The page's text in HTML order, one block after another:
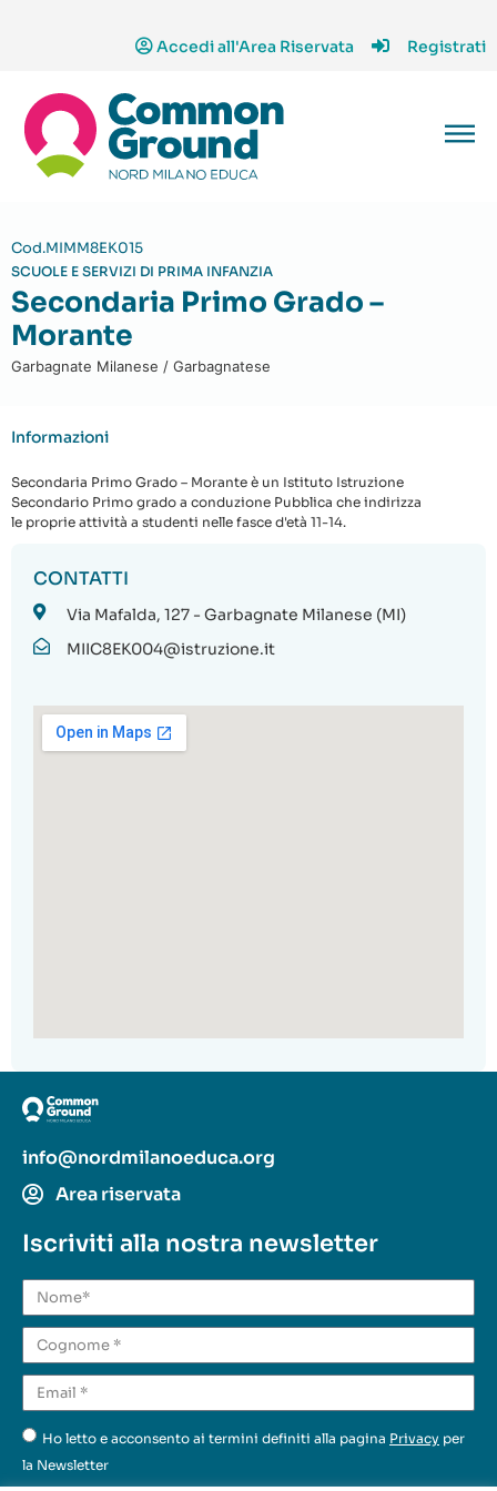
Accedi all'Area Riservata Registrati
Cod.MIMM8EK015
SCUOLE E SERVIZI DI PRIMA INFANZIA
Secondaria Primo Grado –
Morante
Garbagnate Milanese / Garbagnatese
Informazioni
Secondaria Primo Grado – Morante è un Istituto Istruzione
Secondario Primo grado a conduzione Pubblica che indirizza
le proprie attività a studenti nelle fasce d'età 11-14.
CONTATTI
Via Mafalda, 127 - Garbagnate Milanese (MI)
MIIC8EK004@istruzione.it
info@nordmilanoeduca.org
Area riservata
Iscriviti alla nostra newsletter
Ho letto e acconsento ai termini definiti alla pagina Privacy per
la Newsletter